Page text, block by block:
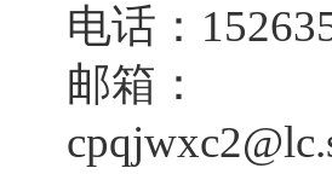
电话：
邮箱：